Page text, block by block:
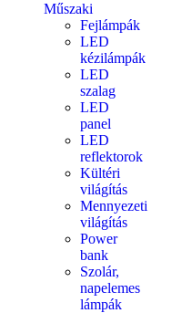
Műszaki
Fejlámpák
LED
kézilámpák
LED
szalag
LED
panel
LED
reflektorok
Kültéri
világítás
Mennyezeti
világítás
Power
bank
Szolár,
napelemes
lámpák